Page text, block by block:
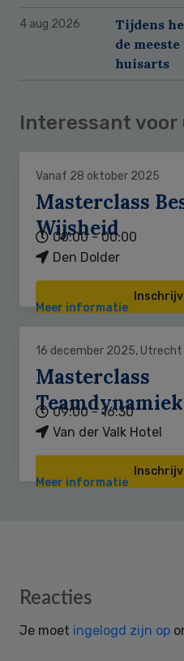
4 aug 2026
Tijdens
de
huisarts
Interessant voor
Vanaf 28 oktober 2025
Masterclass
Wijsheid
00:00 - 00:00
Den Dolder
Meer informatie
16 december 2025, Utrecht
Masterclass
Teamdynamiek
09:00 - 16:30
Van der Valk Hotel
Meer informatie
Reader
Reacties
Je moet ingelogd zijn op